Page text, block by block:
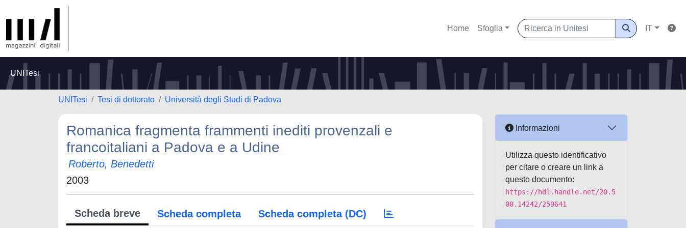
Home Sfoglia IT
UNITesi
UNITesi Tesi di dottorato Università degli Studi di Padova
Romanica fragmenta frammenti inediti provenzali e
francoitaliani a Padova e a Udine
Roberto, Benedetti
2003
Scheda breve Scheda completa Scheda completa (DC)
Informazioni
Utilizza questo identificativo
per citare o creare un link a
questo documento:
https://hdl.handle.net/20.5
00.14242/259641